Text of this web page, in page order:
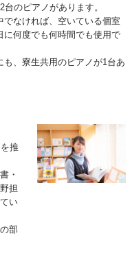
のピアノがあります。
なければ、空いている個室
に何度でも何時間でも使用で
、寮生共用のピアノが1台あ
推
・
担
い
部